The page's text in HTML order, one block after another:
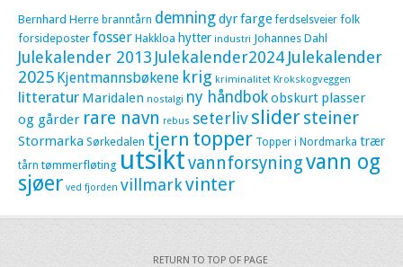
Bernhard Herre branntårn demningdyrfarge ferdselsveier folk
forsideposter fosser Hakkloa hytter industri Johannes Dahl
Julekalender 2013 Julekalender2024 Julekalender
2025 Kjentmannsbøkene krig kriminalitet Krokskogveggen
litteratur Maridalen nostalgi ny håndbokobskurt plasser
og gårder rare navn rebus seterlivslidersteiner
Stormarka Sørkedalen tjern topper Topper i Nordmarka trær
tårn tømmerfløting utsiktvannforsyningvann og
sjøer ved fjorden villmarkvinter
RETURN TO TOP OF PAGE